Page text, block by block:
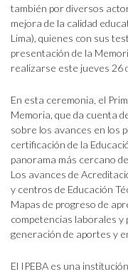
también por diversos
mejora de la calidad
Lima), quienes con sus
presentación de la
realizarse este jueves 26
En esta ceremonia, el
Memoria, que da cuenta
sobre los avances en los
certificación de la
panorama más cercano
Los avances de
y centros de Educación
Mapas de progreso de
competencias laborales y
generación de aportes y
El IPEBA es una